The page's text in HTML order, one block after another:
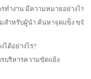
รทำงาน มีความหมายอย่างไร
สำหรับผู้นำ ค้นหาจุดแข็ง ขจั
ได้อย่างไร?
บริหารความขัดแย้ง